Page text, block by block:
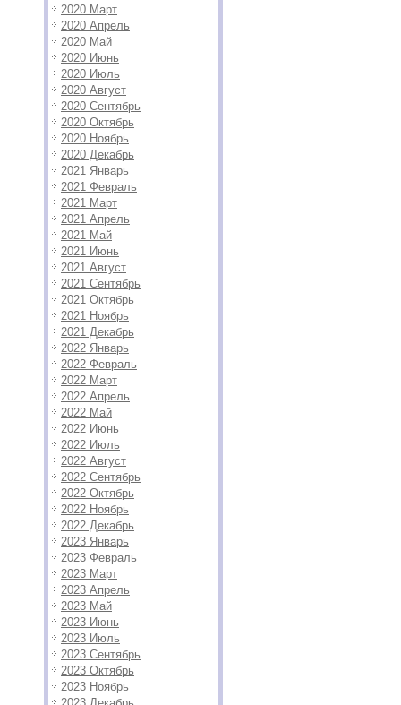
2020 Март
2020 Апрель
2020 Май
2020 Июнь
2020 Июль
2020 Август
2020 Сентябрь
2020 Октябрь
2020 Ноябрь
2020 Декабрь
2021 Январь
2021 Февраль
2021 Март
2021 Апрель
2021 Май
2021 Июнь
2021 Август
2021 Сентябрь
2021 Октябрь
2021 Ноябрь
2021 Декабрь
2022 Январь
2022 Февраль
2022 Март
2022 Апрель
2022 Май
2022 Июнь
2022 Июль
2022 Август
2022 Сентябрь
2022 Октябрь
2022 Ноябрь
2022 Декабрь
2023 Январь
2023 Февраль
2023 Март
2023 Апрель
2023 Май
2023 Июнь
2023 Июль
2023 Сентябрь
2023 Октябрь
2023 Ноябрь